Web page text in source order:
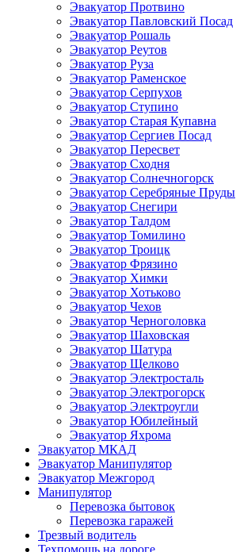
Эвакуатор Протвино
Эвакуатор Павловский Посад
Эвакуатор Рошаль
Эвакуатор Реутов
Эвакуатор Руза
Эвакуатор Раменское
Эвакуатор Серпухов
Эвакуатор Ступино
Эвакуатор Старая Купавна
Эвакуатор Сергиев Посад
Эвакуатор Пересвет
Эвакуатор Сходня
Эвакуатор Солнечногорск
Эвакуатор Серебряные Пруды
Эвакуатор Снегири
Эвакуатор Талдом
Эвакуатор Томилино
Эвакуатор Троицк
Эвакуатор Фрязино
Эвакуатор Химки
Эвакуатор Хотьково
Эвакуатор Чехов
Эвакуатор Черноголовка
Эвакуатор Шаховская
Эвакуатор Шатура
Эвакуатор Щелково
Эвакуатор Электросталь
Эвакуатор Электрогорск
Эвакуатор Электроугли
Эвакуатор Юбилейный
Эвакуатор Яхрома
Эвакуатор МКАД
Эвакуатор Манипулятор
Эвакуатор Межгород
Манипулятор
Перевозка бытовок
Перевозка гаражей
Трезвый водитель
Техпомощь на дороге